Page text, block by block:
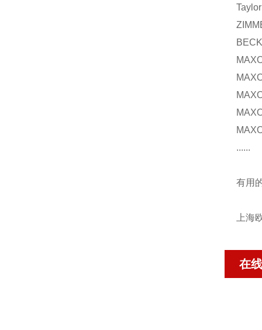
......
有用
上海
在